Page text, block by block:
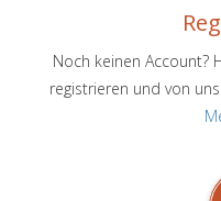
Noch keinen Account?
registrieren und von